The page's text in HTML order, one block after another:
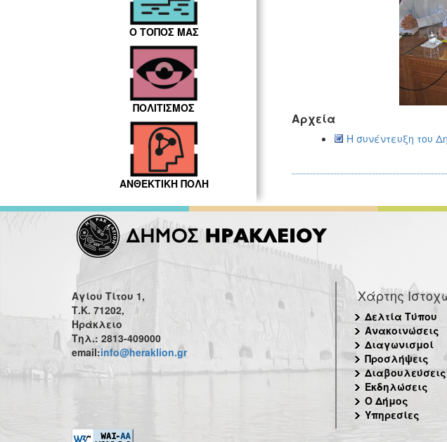
Ο ΤΟΠΟΣ ΜΑΣ
ΠΟΛΙΤΙΣΜΟΣ
ΑΝΘΕΚΤΙΚΗ ΠΟΛΗ
Αρχεία
Η συνέντευξη του
Αγίου Τίτου 1,
Τ.Κ. 71202,
Ηράκλειο
Τηλ.: 2813-409000
email:info@heraklion.gr
Χάρτης
Δελτία Τύπου
Ανακοινώσεις
Διαγωνισμοί
Προσλήψεις
Διαβουλεύσεις
Εκδηλώσεις
Ο Δήμος
Υπηρεσίες